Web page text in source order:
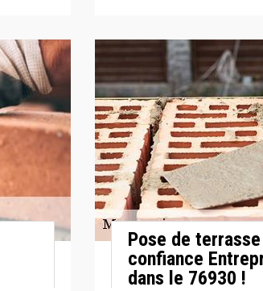
Pose de
confiance
dans le 76930 !